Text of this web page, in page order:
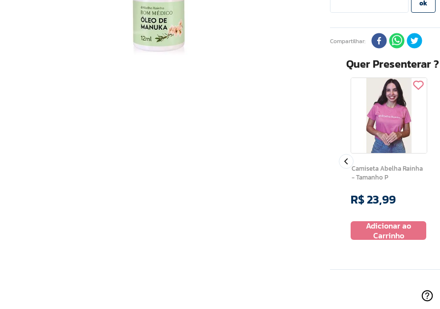
Compartilhar
Quer Presenterar
Camiseta Abelha Rainha
- Tamanho P
R$23,99
Adicionar ao
Carrinho